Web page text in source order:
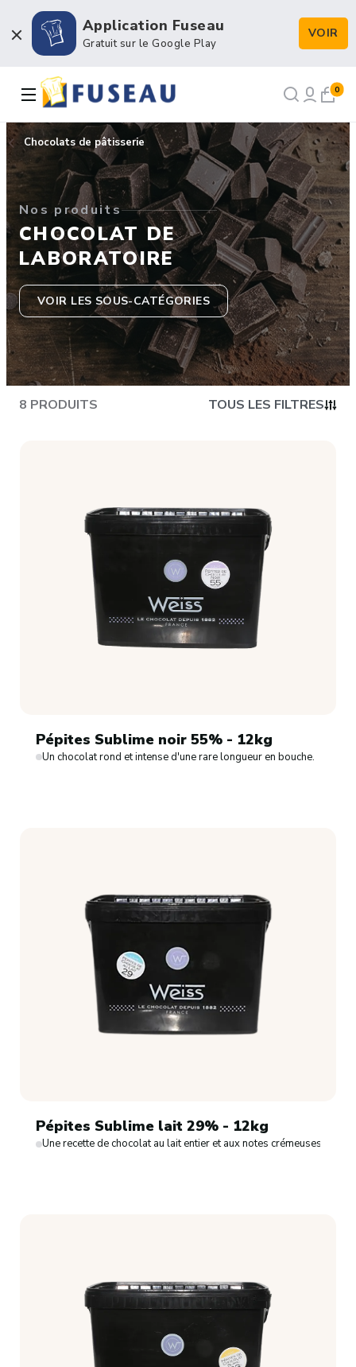
Application Fuseau
Gratuit sur le Google Play
VOIR
Boulangerie / Viennoiserie
Pâtisserie / Chocolaterie
Snacking & Restauration
Emballage & Décors
Petits matériels & Hygiène
NOS RECETTES
NOTRE FORCE DE VENTE
NOTRE HISTOIRE
NOUS RECRUTONS
CONTACT
0
Chocolats de pâtisserie
Nos produits
CHOCOLAT DE
LABORATOIRE
VOIR LES SOUS-CATÉGORIES
8 PRODUITS TOUS LES FILTRES
Pépites Sublime noir 55% - 12kg
Un chocolat rond et intense d'une rare longueur en bouche.
Pépites Sublime lait 29% - 12kg
Une recette de chocolat au lait entier et aux notes crémeuses.